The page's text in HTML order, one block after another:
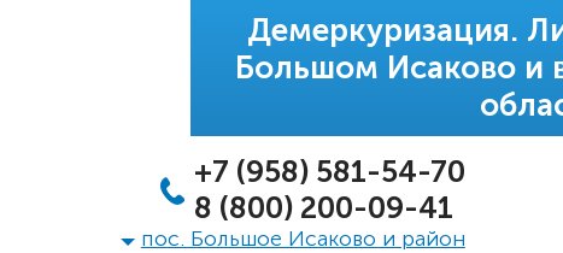
Демеркуризация.
Большом Исаково и
+7 (958) 581-54-70
8 (800) 200-09-41
пос. Большое Исаково и район